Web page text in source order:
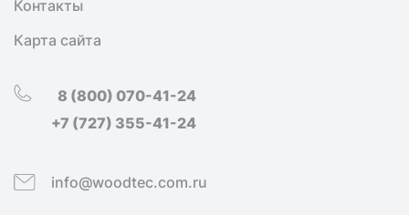
Контакты
Карта сайта
8 (800) 070-41-24
+7 (727) 355-41-24
info@woodtec.com.ru